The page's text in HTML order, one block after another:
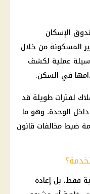
الإسكان
المسكونة من خلال
وسيلة عملية لكشف
في السكن.
لفترات طويلة قد
الوحدة، وهو ما
ضبط مخالفات قانون
فقط، بل إعادة